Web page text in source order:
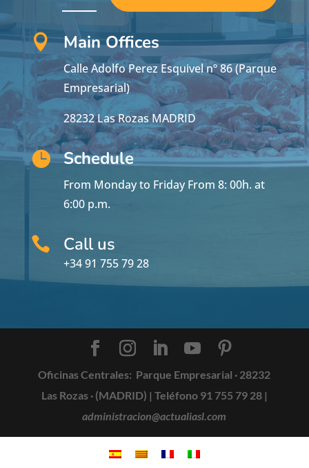
 Main Offices
Calle Adolfo Perez Esquivel nº 86 (Parque
Empresarial)
28232 Las Rozas MADRID
 Schedule
From Monday to Friday From 8: 00h. at
6:00 p.m.
 Call us
+34 91 755 79 28
Oficinas Centrales: Parque Empresarial · 28232
Las Rozas · (MADRID) | Teléfono 91 755 79 28|
administracion@actualiasl.com